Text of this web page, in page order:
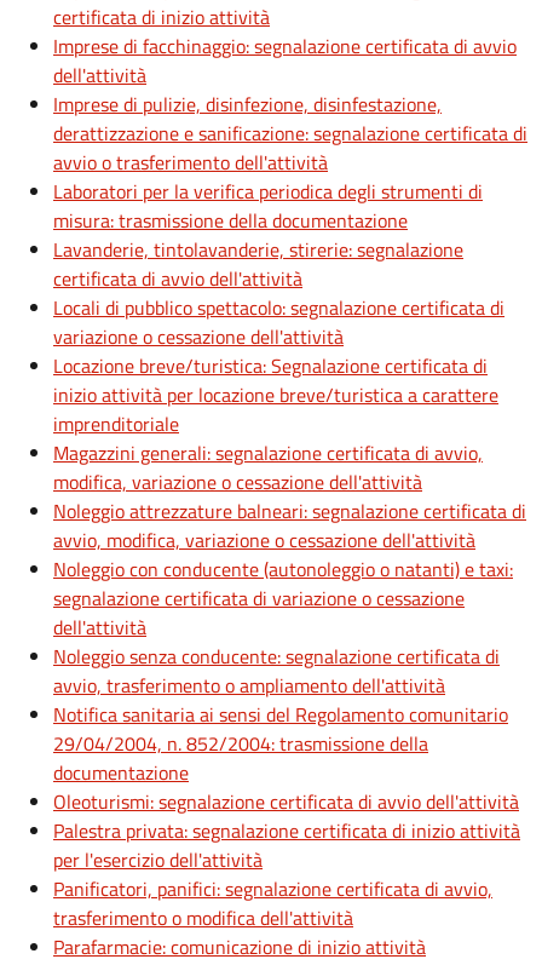
certificata di inizio attività
Imprese di facchinaggio: segnalazione certificata di avvio
dell'attività
Imprese di pulizie, disinfezione, disinfestazione,
derattizzazione e sanificazione: segnalazione certificata di
avvio o trasferimento dell'attività
Laboratori per la verifica periodica degli strumenti di
misura: trasmissione della documentazione
Lavanderie, tintolavanderie, stirerie: segnalazione
certificata di avvio dell'attività
Locali di pubblico spettacolo: segnalazione certificata di
variazione o cessazione dell'attività
Locazione breve/turistica: Segnalazione certificata di
inizio attività per locazione breve/turistica a carattere
imprenditoriale
Magazzini generali: segnalazione certificata di avvio,
modifica, variazione o cessazione dell'attività
Noleggio attrezzature balneari: segnalazione certificata di
avvio, modifica, variazione o cessazione dell'attività
Noleggio con conducente (autonoleggio o natanti) e taxi:
segnalazione certificata di variazione o cessazione
dell'attività
Noleggio senza conducente: segnalazione certificata di
avvio, trasferimento o ampliamento dell'attività
Notifica sanitaria ai sensi del Regolamento comunitario
29/04/2004, n. 852/2004: trasmissione della
documentazione
Oleoturismi: segnalazione certificata di avvio dell'attività
Palestra privata: segnalazione certificata di inizio attività
per l'esercizio dell'attività
Panificatori, panifici: segnalazione certificata di avvio,
trasferimento o modifica dell'attività
Parafarmacie: comunicazione di inizio attività